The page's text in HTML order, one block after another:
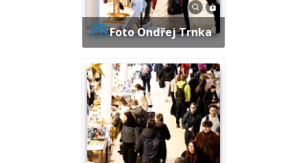
Foto Ondřej Trnka